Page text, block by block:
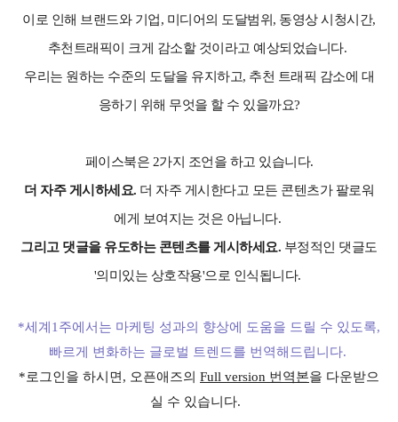
이로 인해 브랜드와 기업, 미디어의 도달범위, 동영상 시청시간,
추천트래픽이 크게 감소할 것이라고 예상되었습니다.
우리는 원하는 수준의 도달을 유지하고, 추천 트래픽 감소에 대
응하기 위해 무엇을 할 수 있을까요?
페이스북은 2가지 조언을 하고 있습니다.
더 자주 게시하세요. 더 자주 게시한다고 모든 콘텐츠가 팔로워
에게 보여지는 것은 아닙니다.
그리고 댓글을 유도하는 콘텐츠를 게시하세요. 부정적인 댓글도
'의미있는 상호작용'으로 인식됩니다.
*세계1주에서는 마케팅 성과의 향상에 도움을 드릴 수 있도록,
빠르게 변화하는 글로벌 트렌드를 번역해드립니다.
*로그인을 하시면, 오픈애즈의 Full version 번역본을 다운받으
실 수 있습니다.